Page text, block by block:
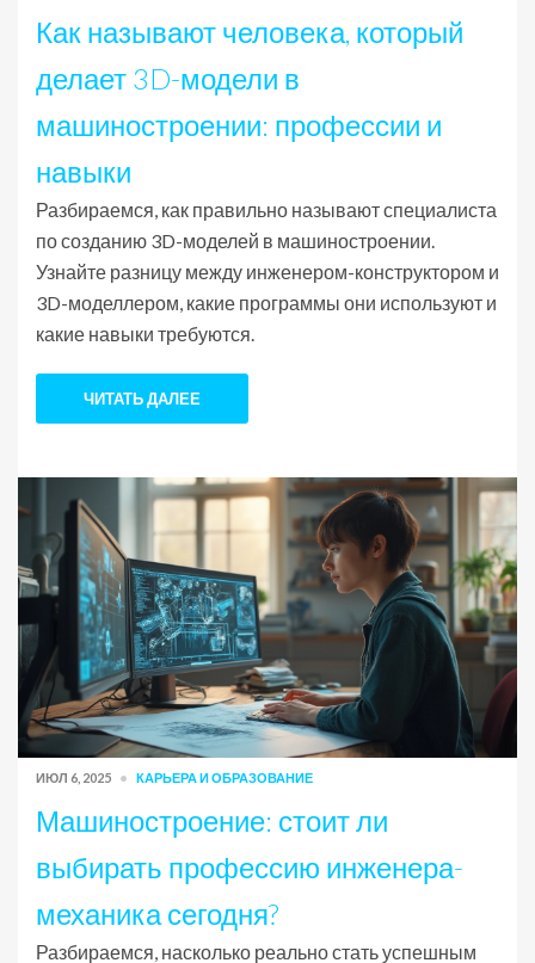
Как называют человека, который
делает 3D-модели в
машиностроении: профессии и
навыки
Разбираемся, как правильно называют специалиста
по созданию 3D-моделей в машиностроении.
Узнайте разницу между инженером-конструктором и
3D-моделлером, какие программы они используют и
какие навыки требуются.
ЧИТАТЬ ДАЛЕЕ
ИЮЛ 6, 2025 КАРЬЕРА И ОБРАЗОВАНИЕ
Машиностроение: стоит ли
выбирать профессию инженера-
механика сегодня?
Разбираемся, насколько реально стать успешным